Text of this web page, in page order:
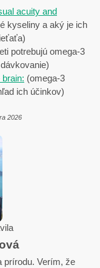
acuity and
kyseliny a aký je ich
potrebujú omega-3
(omega-3
ich účinkov)
2026
prírodu. Verím, že